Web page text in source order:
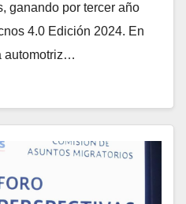
ganando por tercer año
4.0 Edición 2024. En
automotriz…